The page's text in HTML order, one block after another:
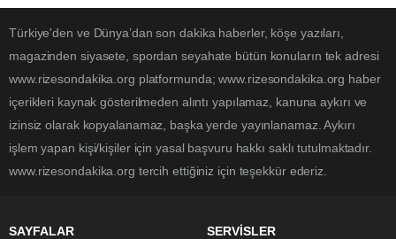
Türkiye'den ve Dünya’dan son dakika haberler, köşe yazıları,
magazinden siyasete, spordan seyahate bütün konuların tek adresi
www.rizesondakika.org platformunda; www.rizesondakika.org haber
içerikleri kaynak gösterilmeden alıntı yapılamaz, kanuna aykırı ve
izinsiz olarak kopyalanamaz, başka yerde yayınlanamaz. Aykırı
işlem yapan kişi/kişiler için yasal başvuru hakkı saklı tutulmaktadır.
www.rizesondakika.org tercih ettiğiniz için teşekkür ederiz.
SAYFALAR SERVİSLER